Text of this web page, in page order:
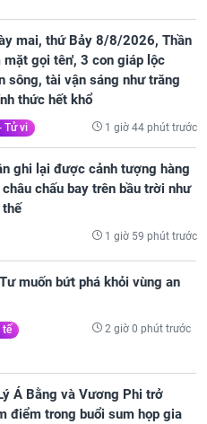
mai, thứ Bảy 8/8/2026, Thần
mặt gọi tên', 3 con giáp lộc
sông, tài vận sáng như trăng
thức hết khổ
Tử vi 1 giờ 44 phút trước
ghi lại được cảnh tượng hàng
chấu bay trên bầu trời như
1 giờ 59 phút trước
muốn bứt phá khỏi vùng an
tế 2 giờ 0 phút trước
Á Bằng và Vương Phi trở
điểm trong buổi sum họp gia